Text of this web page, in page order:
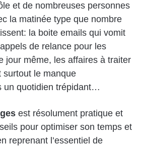
et de nombreuses personnes
la matinée type que nombre
la boite emails qui vomit
de relance pour les
jour même, les affaires à traiter
le manque
un quotidien trépidant…
est résolument pratique et
pour optimiser son temps et
reprenant l’essentiel de